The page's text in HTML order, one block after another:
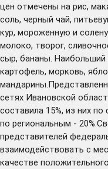
цен отмечены на рис,
соль, черный чай,
кур, мороженную и
молоко, творог,
сыр, бананы.
картофель, морковь,
сетях Ивановской
составила 15%, из них
по региональным -
представителей
взаимодействовать с
качестве